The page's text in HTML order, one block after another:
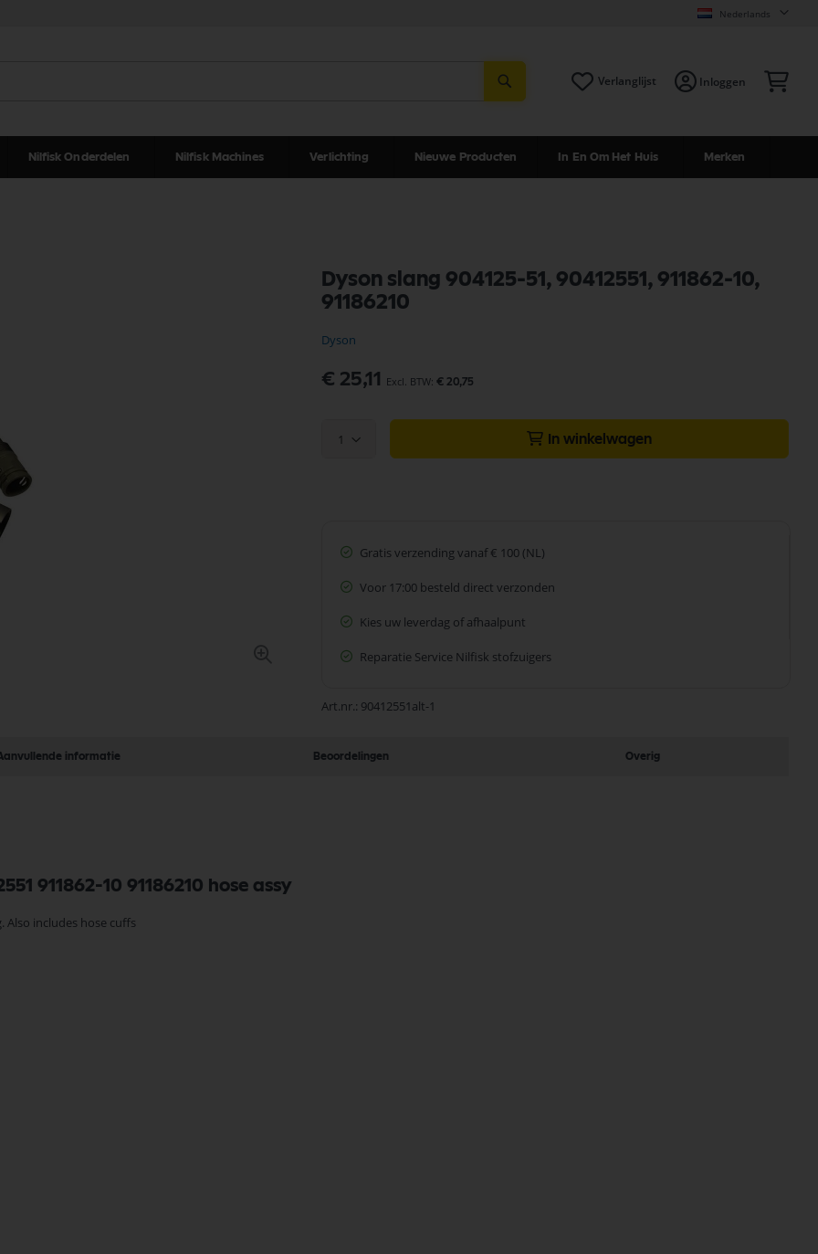
Nederlands
Verlanglijst Inloggen
Nilfisk Onderdelen Nilfisk Machines Verlichting Nieuwe Producten In En Om Het Huis Merken
Dyson slang 904125-51, 90412551, 911862-10,
91186210
Dyson
€ 25,11 € 20,75
1 In winkelwagen
Gratis verzending vanaf € 100 (NL)
Voor 17:00 besteld direct verzonden
Kies uw leverdag of afhaalpunt
Reparatie Service Nilfisk stofzuigers
Art.nr. 90412551alt-1
informatie Beoordelingen Overig
911862-10 91186210 hose assy
Also includes hose cuffs